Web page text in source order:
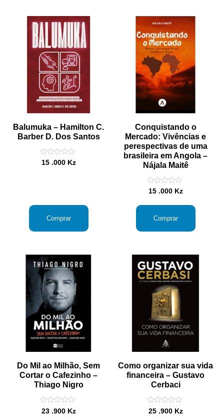
Balumuka – Hamilton C.
Barber D. Dos Santos
Avaliação
15 .000 Kz
Comprar
Conquistando o
Mercado: Vivências e
perespectivas de uma
brasileira em Angola –
Nájala Maitê
Avaliação
15 .000 Kz
Comprar
Do Mil ao Milhão, Sem
Cortar o Cafezinho –
Thiago Nigro
Avaliação
0
23 .900 Kz
Como organizar sua vida
financeira – Gustavo
Cerbaci
Avaliação
0
25 .900 Kz